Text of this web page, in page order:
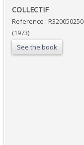
‎COLLECTIF‎
Reference : R320050250
(1973)
See the book